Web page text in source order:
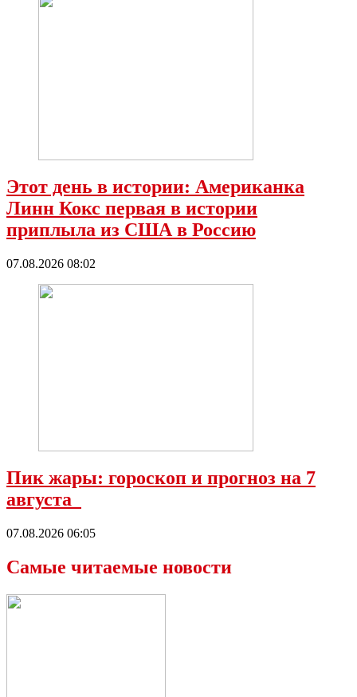
Этот день в истории: Американка
Линн Кокс первая в истории
приплыла из США в Россию
07.08.2026 08:02
Пик жары: гороскоп и прогноз на 7
августа
07.08.2026 06:05
Самые читаемые новости